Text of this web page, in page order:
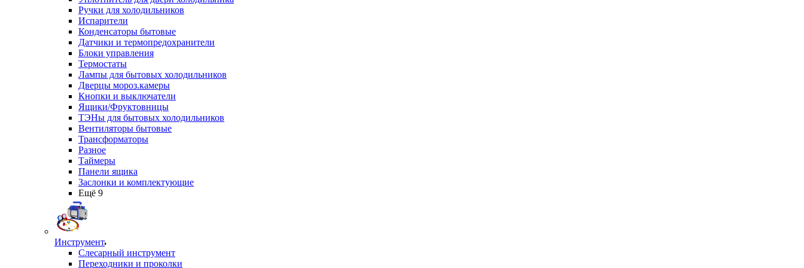
Ручки для холодильников
Испарители
Конденсаторы бытовые
Датчики и термопредохранители
Блоки управления
Термостаты
Лампы для бытовых холодильников
Дверцы мороз.камеры
Кнопки и выключатели
Ящики/Фруктовницы
ТЭНы для бытовых холодильников
Вентиляторы бытовые
Трансформаторы
Разное
Таймеры
Панели ящика
Заслонки и комплектующие
Ещё 9
Инструмент
Слесарный инструмент
Переходники и проколки